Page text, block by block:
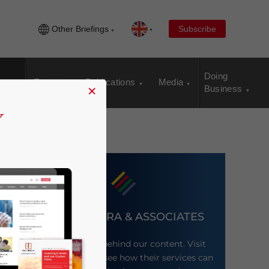
Other Briefings Subscribe
Events Publications Media
Doing
Business
DEZAN SHIRA & ASSOCIATES
Meet the firm behind our content. Visit
their website to see how their services can
×